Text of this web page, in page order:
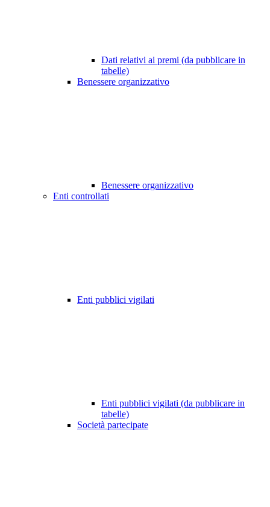
Dati relativi ai premi (da pubblicare in
tabelle)
Benessere organizzativo
Benessere organizzativo
Enti controllati
Enti pubblici vigilati
Enti pubblici vigilati (da pubblicare in
tabelle)
Società partecipate